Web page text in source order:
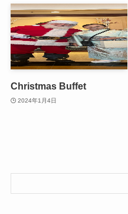
Christmas Buffet
2024年1月4日